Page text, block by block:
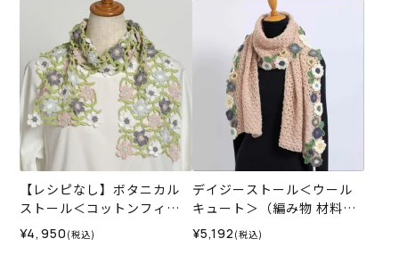
【レシピなし】ボタニカル
ストール＜コットンフィー
ルファイン09A＞（編み物
材料セット）
¥4,950 (税込)
デイジーストール＜ウール
キュート＞（編み物 材料セ
ット）
¥5,192 (税込)